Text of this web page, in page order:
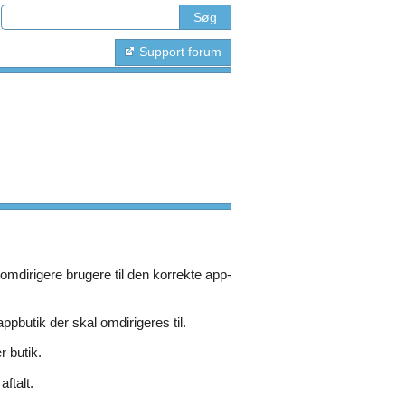
Support forum
brugere til den korrekte app-
der skal omdirigeres til.
butik.